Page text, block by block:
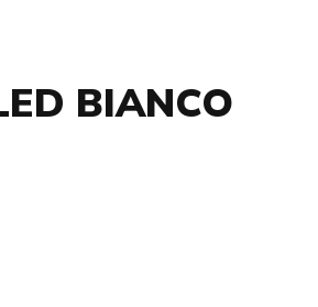
BIANCO